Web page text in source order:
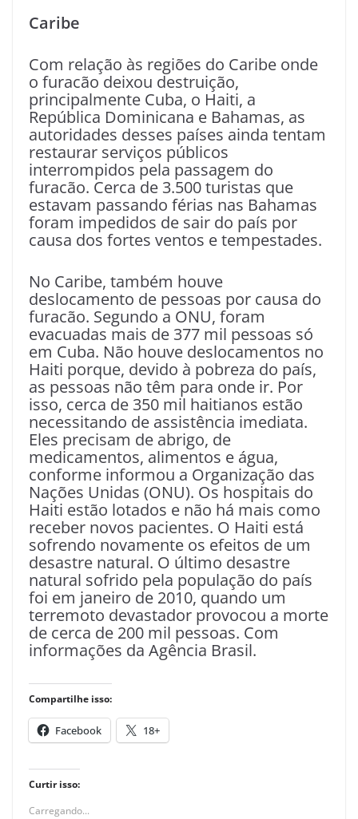
Caribe
Com relação às regiões do Caribe onde
o furacão deixou destruição,
principalmente Cuba, o Haiti, a
República Dominicana e Bahamas, as
autoridades desses países ainda tentam
restaurar serviços públicos
interrompidos pela passagem do
furacão. Cerca de 3.500 turistas que
estavam passando férias nas Bahamas
foram impedidos de sair do país por
causa dos fortes ventos e tempestades.
No Caribe, também houve
deslocamento de pessoas por causa do
furacão. Segundo a ONU, foram
evacuadas mais de 377 mil pessoas só
em Cuba. Não houve deslocamentos no
Haiti porque, devido à pobreza do país,
as pessoas não têm para onde ir. Por
isso, cerca de 350 mil haitianos estão
necessitando de assistência imediata.
Eles precisam de abrigo, de
medicamentos, alimentos e água,
conforme informou a Organização das
Nações Unidas (ONU). Os hospitais do
Haiti estão lotados e não há mais como
receber novos pacientes. O Haiti está
sofrendo novamente os efeitos de um
desastre natural. O último desastre
natural sofrido pela população do país
foi em janeiro de 2010, quando um
terremoto devastador provocou a morte
de cerca de 200 mil pessoas. Com
informações da Agência Brasil.
Compartilhe isso:
Facebook 18+
Curtir isso:
Carregando...